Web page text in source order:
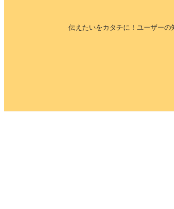
伝えたいをカタチに！ユーザー